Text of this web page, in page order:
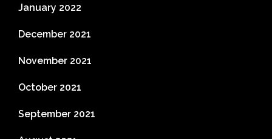
January 2022
December 2021
November 2021
October 2021
September 2021